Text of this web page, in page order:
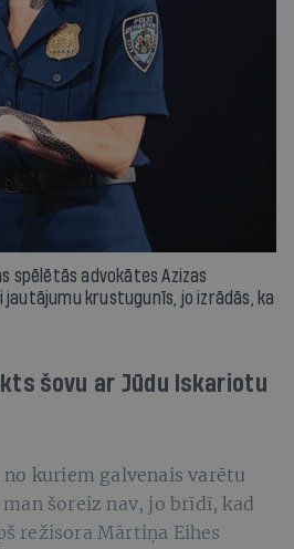
spēlētās advokātes Azizas
jautājumu krustugunīs, jo izrādās, ka
šovu ar Jūdu Iskariotu
kuriem galvenais varētu
šoreiz nav, jo brīdī, kad
režisora Mārtiņa Eihes